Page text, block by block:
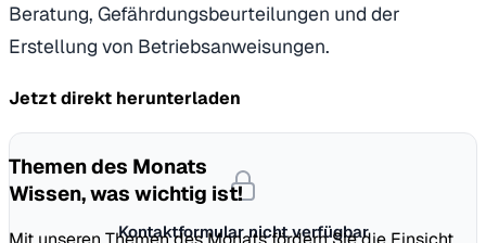
Beratung, Gefährdungsbeurteilungen und der
Erstellung von Betriebsanweisungen.
Jetzt direkt herunterladen
Kontaktformular nicht verfügbar
Themen des Monats
Wissen, was wichtig ist!